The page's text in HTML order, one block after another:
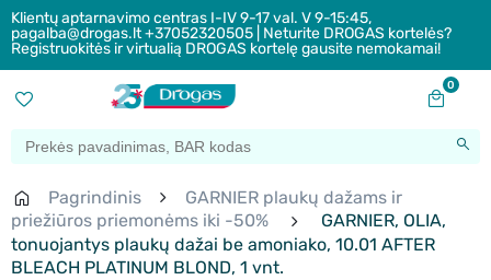
Klientų aptarnavimo centras I-IV 9-17 val. V 9-15:45,
pagalba@drogas.lt +37052320505 | Neturite DROGAS kortelės?
Registruokitės ir virtualią DROGAS kortelę gausite nemokamai!
0
Pagrindinis
GARNIER plaukų dažams ir
priežiūros priemonėms iki -50%
GARNIER, OLIA,
tonuojantys plaukų dažai be amoniako, 10.01 AFTER
BLEACH PLATINUM BLOND, 1 vnt.